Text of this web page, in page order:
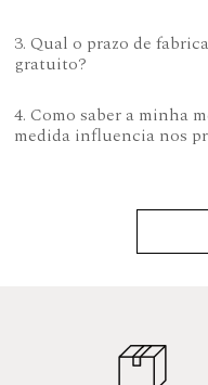
3. Qual o prazo de
gratuito?
4. Como saber a minha
medida influencia nos